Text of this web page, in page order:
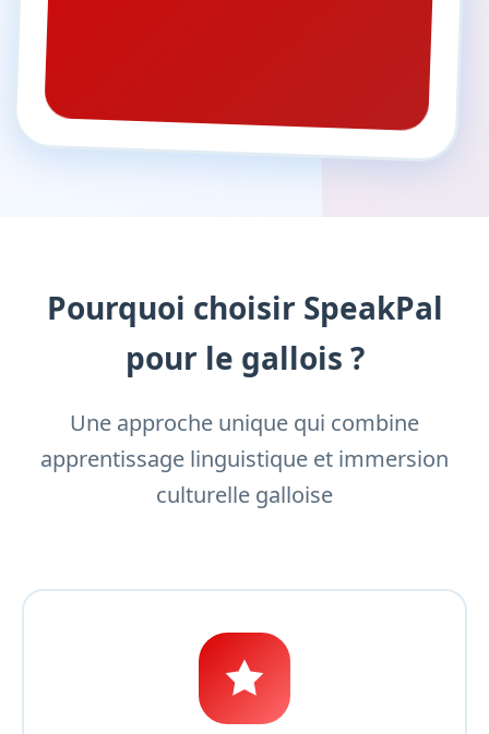
Pourquoi choisir SpeakPal
pour le gallois ?
Une approche unique qui combine
apprentissage linguistique et immersion
culturelle galloise